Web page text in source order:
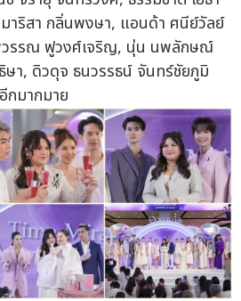
าริสา กลิ่นพงษา, แอนด้า ศนีย์วัลย์
วรรณ ฟูวงศ์เจริญ, นุ่น นพลักษณ์
ษา, ดิวดุจ ธนวรรธน์ จันทร์ชัยภูมิ
กมากมาย